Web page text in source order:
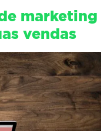
marketing
vendas